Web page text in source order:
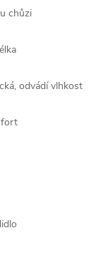
chůzi
odvádí vlhkost